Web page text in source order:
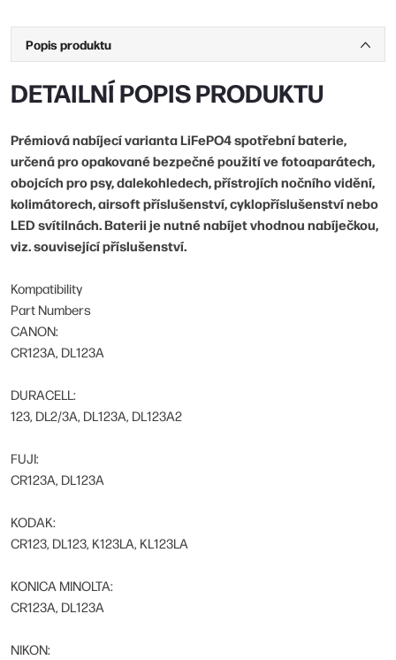
Popis produktu
DETAILNÍ POPIS PRODUKTU
Prémiová nabíjecí varianta LiFePO4 spotřební baterie,
určená pro opakované bezpečné použití ve fotoaparátech,
obojcích pro psy, dalekohledech, přístrojích nočního vidění,
kolimátorech, airsoft příslušenství, cyklopříslušenství nebo
LED svítilnách. Baterii je nutné nabíjet vhodnou nabíječkou,
viz. související příslušenství.
Kompatibility
Part Numbers
CANON:
CR123A, DL123A
DURACELL:
123, DL2/3A, DL123A, DL123A2
FUJI:
CR123A, DL123A
KODAK:
CR123, DL123, K123LA, KL123LA
KONICA MINOLTA:
CR123A, DL123A
NIKON: